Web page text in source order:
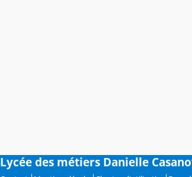
Lycée des métiers Danielle